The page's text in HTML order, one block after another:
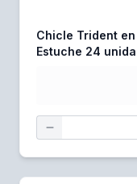
Chicle Trident
Estuche 24